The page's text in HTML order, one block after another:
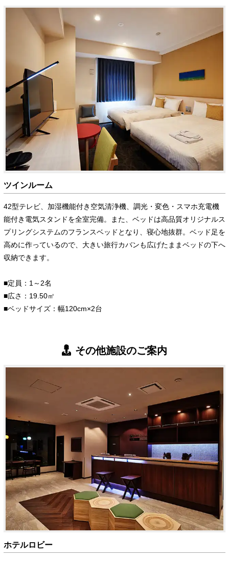
ツインルーム
42型テレビ、加湿機能付き空気清浄機、調光・変色・スマホ充電機
能付き電気スタンドを全室完備。また、ベッドは高品質オリジナルス
プリングシステムのフランスベッドとなり、寝心地抜群。ベッド足を
高めに作っているので、大きい旅行カバンも広げたままベッドの下へ
収納できます。
■定員：1～2名
■広さ：19.50㎡
■ベッドサイズ：幅120cm×2台
その他施設のご案内
ホテルロビー